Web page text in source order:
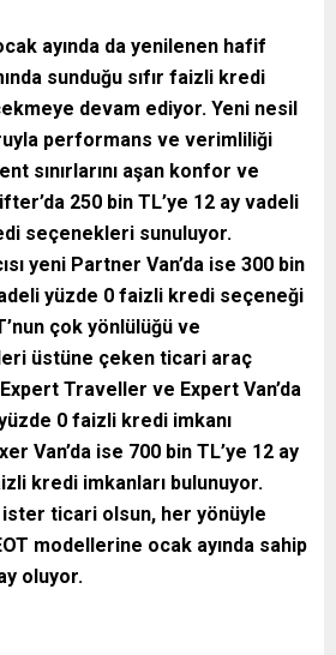
ayında da yenilenen hafif
sunduğu sıfır faizli kredi
devam ediyor. Yeni nesil
performans ve verimliliği
sınırlarını aşan konfor ve
250 bin TL’ye 12 ay vadeli
seçenekleri sunuluyor.
yeni Partner Van’da ise 300 bin
yüzde 0 faizli kredi seçeneği
çok yönlülüğü ve
üstüne çeken ticari araç
Traveller ve Expert Van’da
0 faizli kredi imkanı
Van’da ise 700 bin TL’ye 12 ay
kredi imkanları bulunuyor.
ticari olsun, her yönüyle
modellerine ocak ayında sahip
oluyor.